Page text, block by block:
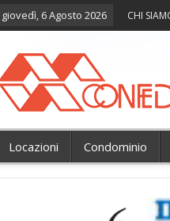
giovedì, 6 Agosto 2026 CHI
Locazioni Condominio